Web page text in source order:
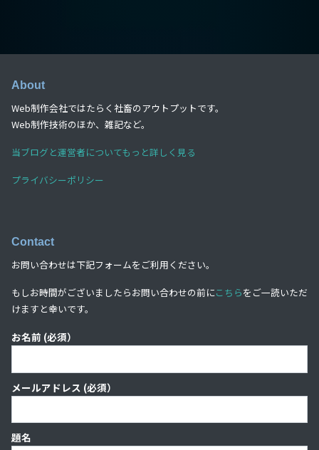
About
Web制作会社ではたらく社畜のアウトプットです。
Web制作技術のほか、雑記など。
当ブログと運営者についてもっと詳しく見る
プライバシーポリシー
Contact
お問い合わせは下記フォームをご利用ください。
もしお時間がございましたらお問い合わせの前にこちらをご一読いただ
けますと幸いです。
お名前 (必須）
メールアドレス (必須）
題名